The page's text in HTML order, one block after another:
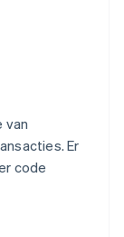
van
Er
code